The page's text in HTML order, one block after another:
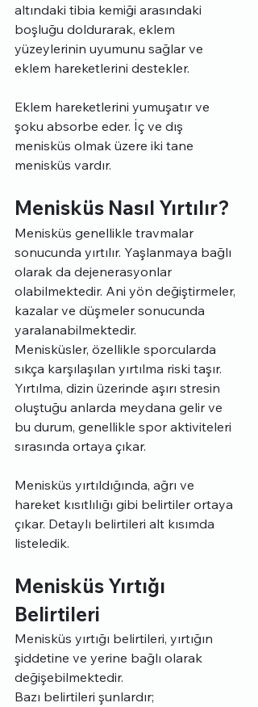
altındaki tibia kemiği arasındaki
boşluğu doldurarak, eklem
yüzeylerinin uyumunu sağlar ve
eklem hareketlerini destekler.
Eklem hareketlerini yumuşatır ve
şoku absorbe eder. İç ve dış
menisküs olmak üzere iki tane
menisküs vardır.
Menisküs Nasıl Yırtılır?
Menisküs genellikle travmalar
sonucunda yırtılır. Yaşlanmaya bağlı
olarak da dejenerasyonlar
olabilmektedir. Ani yön değiştirmeler,
kazalar ve düşmeler sonucunda
yaralanabilmektedir.
Menisküsler, özellikle sporcularda
sıkça karşılaşılan yırtılma riski taşır.
Yırtılma, dizin üzerinde aşırı stresin
oluştuğu anlarda meydana gelir ve
bu durum, genellikle spor aktiviteleri
sırasında ortaya çıkar.
Menisküs yırtıldığında, ağrı ve
hareket kısıtlılığı gibi belirtiler ortaya
çıkar. Detaylı belirtileri alt kısımda
listeledik.
Menisküs Yırtığı
Belirtileri
Menisküs yırtığı belirtileri, yırtığın
şiddetine ve yerine bağlı olarak
değişebilmektedir.
Bazı belirtileri şunlardır;